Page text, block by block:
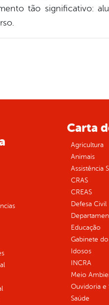
tão significativo:
Carta
Agricultura
Animais
Assistência
CRAS
CREAS
Defesa Civil
Educação
Gabinete
Idosos
INCRA
Meio
Ouvidoria e
Saúde